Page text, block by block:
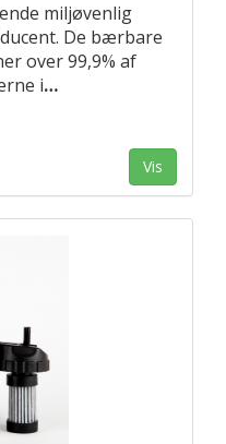
miljøvenlig
De bærbare
over 99,9% af
i…
Vis